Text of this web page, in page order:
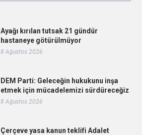
Ayağı kırılan tutsak 21 gündür
hastaneye götürülmüyor
8 Ağustos 2026
DEM Parti: Geleceğin hukukunu inşa
etmek için mücadelemizi sürdüreceğiz
8 Ağustos 2026
Çerçeve yasa kanun teklifi Adalet